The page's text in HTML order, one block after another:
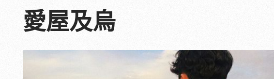
愛屋及烏